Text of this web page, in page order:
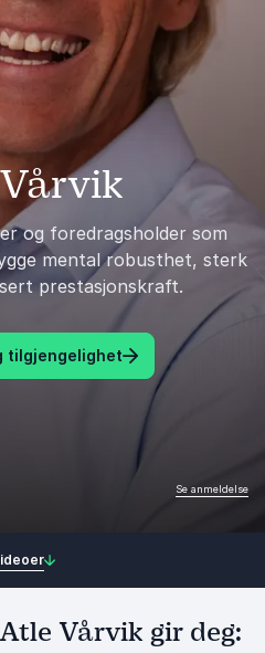
og foredragsholder som
mental robusthet, sterk
prestasjonskraft.
tilgjengelighet
Se anmeldelse
Vårvik gir deg: